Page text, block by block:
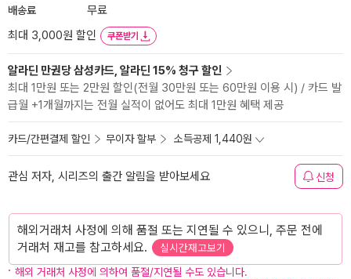
배송료
무료
최대 3,000원 할인
쿠폰받기
알라딘 만권당 삼성카드, 알라딘 15% 청구 할인
최대 1만원 또는 2만원 할인(전월 30만원 또는 60만원 이용 시) / 카드 발
급월 +1개월까지는 전월 실적이 없어도 최대 1만원 혜택 제공
카드/간편결제 할인 무이자 할부 소득공제 1,440원
관심 저자, 시리즈의 출간 알림을 받아보세요 신청
해외거래처 사정에 의해 품절 또는 지연될 수 있으니, 주문 전에
거래처 재고를 참고하세요.
실시간재고보기
해외 거래처 사정에 의하여 품절/지연될 수도 있습니다.